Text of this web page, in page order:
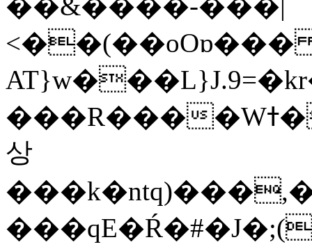
���R����Wߙ���o�O���ӯ��������?
상